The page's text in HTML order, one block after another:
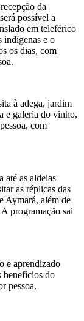
da
possível a
em teleférico
indígenas e o
os dias, com
à adega, jardim
e galeria do vinho,
com
até as aldeias
as réplicas das
Aymará, além de
programação sai
e aprendizado
benefícios do
pessoa.